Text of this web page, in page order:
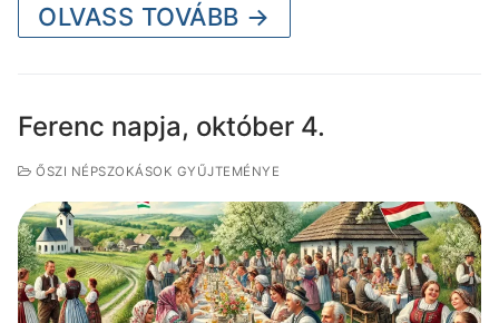
OLVASS TOVÁBB →
Ferenc napja, október 4.
ŐSZI NÉPSZOKÁSOK GYŰJTEMÉNYE